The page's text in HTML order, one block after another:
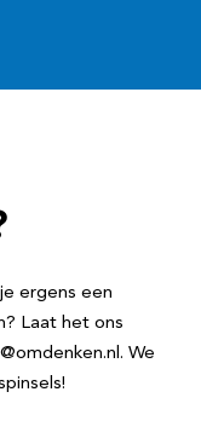
ergens een
Laat het ons
We